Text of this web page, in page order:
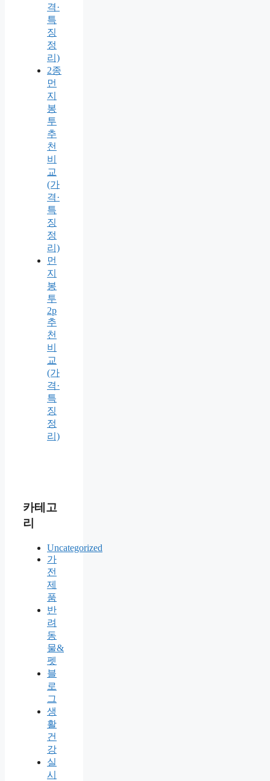
격·
특
징
정
리)
2종
먼
지
봉
투
추
천
비
교
(가
격·
특
징
정
리)
먼
지
봉
투
2p
추
천
비
교
(가
격·
특
징
정
리)
카테고
리
Uncategorized
가
전
제
품
반
려
동
물&
펫
블
로
그
생
활
건
강
실
시